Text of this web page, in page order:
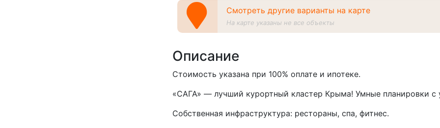
Смотреть другие варианты на карте
На карте указаны не все объекты
Описание
Стоимость указана при 100% оплате и ипотеке.
«САГА» — лучший курортный кластер Крыма! Умные планировки
Собственная инфраструктура: рестораны, спа, фитнес.